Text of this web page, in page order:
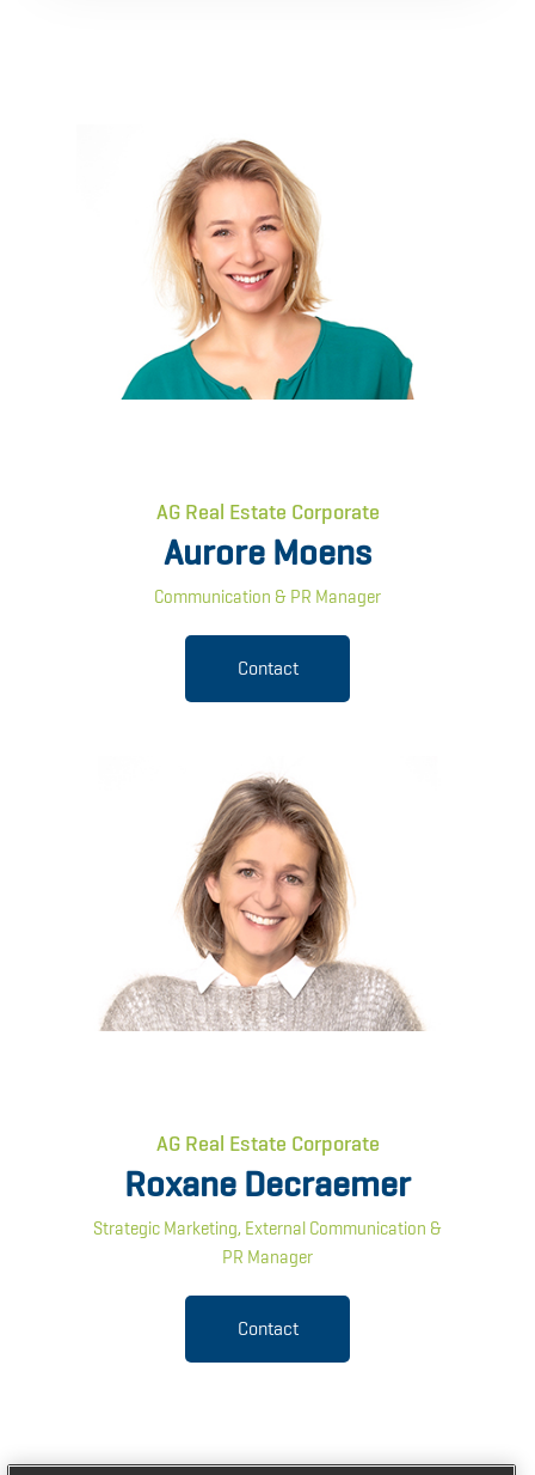
AG Real Estate Corporate
Aurore Moens
Communication & PR Manager
Contact
AG Real Estate Corporate
Roxane Decraemer
Strategic Marketing, External Communication &
PR Manager
Contact